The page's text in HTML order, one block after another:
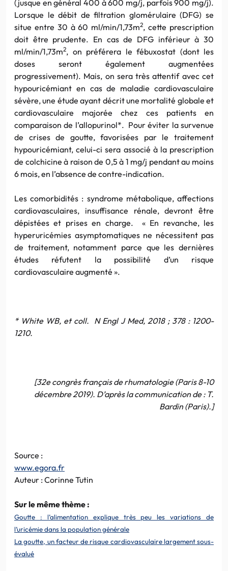
(jusque en général 400 à 600 mg/j, parfois 900 mg/j).
Lorsque le débit de filtration glomérulaire (DFG) se
situe entre 30 à 60 ml/min/1,73m2, cette prescription
doit être prudente. En cas de DFG inférieur à 30
ml/min/1,73m2, on préférera le fébuxostat (dont les
doses seront également augmentées
progressivement). Mais, on sera très attentif avec cet
hypouricémiant en cas de maladie cardiovasculaire
sévère, une étude ayant décrit une mortalité globale et
cardiovasculaire majorée chez ces patients en
comparaison de l’allopurinol*. Pour éviter la survenue
de crises de goutte, favorisées par le traitement
hypouricémiant, celui-ci sera associé à la prescription
de colchicine à raison de 0,5 à 1 mg/j pendant au moins
6 mois, en l’absence de contre-indication.
Les comorbidités : syndrome métabolique, affections
cardiovasculaires, insuffisance rénale, devront être
dépistées et prises en charge. « En revanche, les
hyperuricémies asymptomatiques ne nécessitent pas
de traitement, notamment parce que les dernières
études réfutent la possibilité d’un risque
cardiovasculaire augmenté ».
* White WB, et coll. N Engl J Med, 2018 ; 378 : 1200-
1210.
[32e congrès français de rhumatologie (Paris 8-10
décembre 2019). D’après la communication de : T.
Bardin (Paris).]
Source :
www.egora.fr
Auteur : Corinne Tutin
Sur le même thème :
Goutte : l’alimentation explique très peu les variations de
l’uricémie dans la population générale
La goutte, un facteur de risque cardiovasculaire largement sous-
évalué